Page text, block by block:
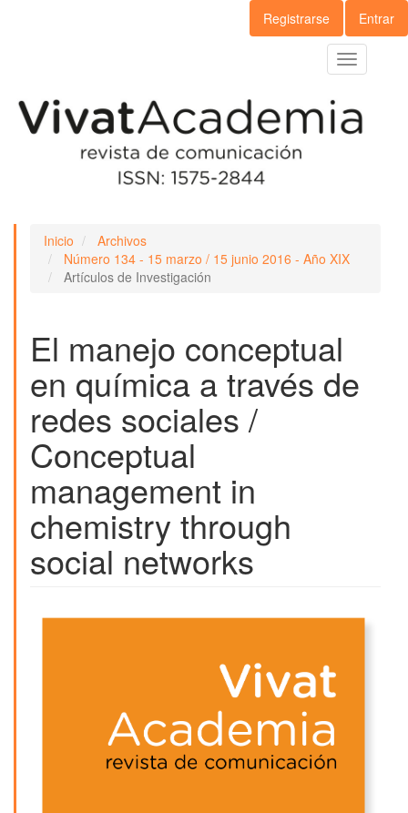
lateral
Registrarse Entrar
Toggle
navigation
Inicio
Archivos
Número 134 - 15 marzo / 15 junio 2016 - Año XIX
Artículos de Investigación
El manejo conceptual
en química a través de
redes sociales /
Conceptual
management in
chemistry through
social networks
Barra
artículo